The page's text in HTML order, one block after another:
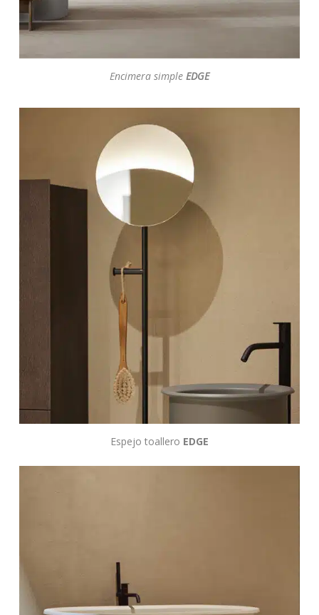
Encimera simple EDGE
Espejo toallero EDGE